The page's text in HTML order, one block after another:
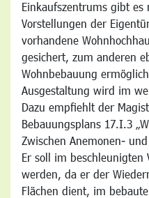
Einkaufszentrums gibt
Vorstellungen der
vorhandene
gesichert, zum anderen
Wohnbebauung
Ausgestaltung wird im
Dazu empfiehlt der
Bebauungsplans 17.I.3
Zwischen Anemonen-
Er soll im beschleunigten
werden, da er der
Flächen dient, im